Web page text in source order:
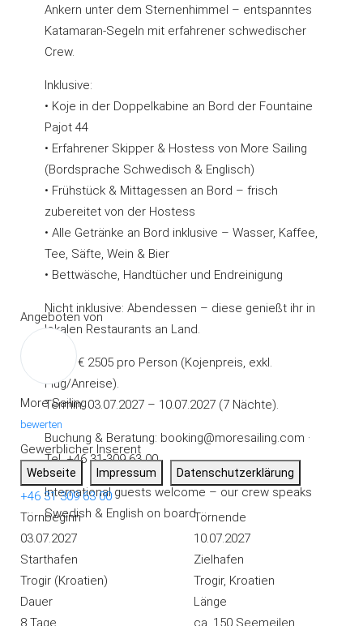
Ankern unter dem Sternenhimmel – entspanntes
Katamaran-Segeln mit erfahrener schwedischer
Crew.
Inklusive:
• Koje in der Doppelkabine an Bord der Fountaine
Pajot 44
• Erfahrener Skipper & Hostess von More Sailing
(Bordsprache Schwedisch & Englisch)
• Frühstück & Mittagessen an Bord – frisch
zubereitet von der Hostess
• Alle Getränke an Bord inklusive – Wasser, Kaffee,
Tee, Säfte, Wein & Bier
• Bettwäsche, Handtücher und Endreinigung
Nicht inklusive: Abendessen – diese genießt ihr in
lokalen Restaurants an Land.
Preis: € 2505 pro Person (Kojenpreis, exkl.
Flug/Anreise).
Termin: 03.07.2027 – 10.07.2027 (7 Nächte).
Buchung & Beratung: booking@moresailing.com ·
Tel. +46 31-309 63 00
International guests welcome – our crew speaks
Swedish & English on board.
Angeboten von
More Sailing
bewerten
Gewerblicher Inserent
Webseite Impressum Datenschutzerklärung
+46 31 309 63 00
Törnbeginn
03.07.2027
Törnende
10.07.2027
Starthafen
Trogir (Kroatien)
Zielhafen
Trogir, Kroatien
Dauer
8 Tage
Länge
ca. 150 Seemeilen